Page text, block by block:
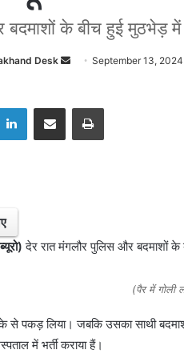
के बीच हुई मुठभेड़ में
Desk
a
l
September 13, 2024
देर रात मंगलौर पुलिस और बदमाशों
(पैर में गोली
से पकड़ लिया। जबकि उसका साथी
में भर्ती कराया हैं।